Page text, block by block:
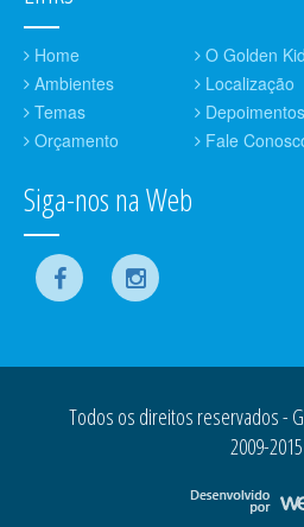
Home
O Golden
Ambientes
Localização
Temas
Depoimentos
Orçamento
Fale
Siga-nos na Web
Todos os direitos reservados -
2009-2015